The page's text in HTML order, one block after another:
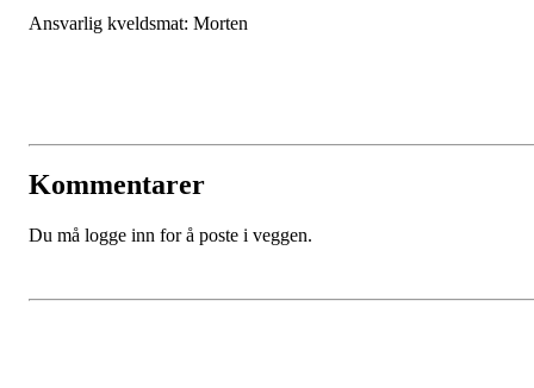
Ansvarlig kveldsmat: Morten
Kommentarer
Du må logge inn for å poste i veggen.